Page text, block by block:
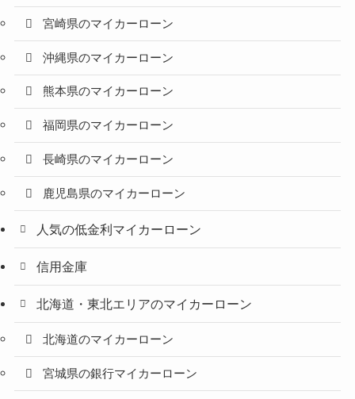
宮崎県のマイカーローン
沖縄県のマイカーローン
熊本県のマイカーローン
福岡県のマイカーローン
長崎県のマイカーローン
鹿児島県のマイカーローン
人気の低金利マイカーローン
信用金庫
北海道・東北エリアのマイカーローン
北海道のマイカーローン
宮城県の銀行マイカーローン